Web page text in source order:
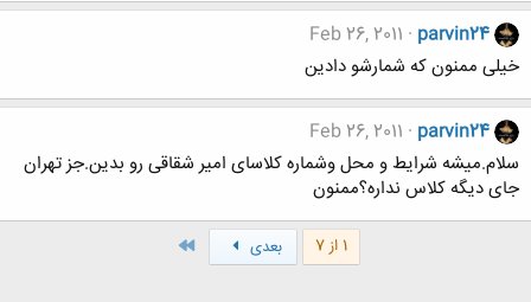
parvin24
Feb 26, 2011
خیلی ممنون که شمارشو دادین
parvin24
Feb 26, 2011
سلام.میشه شرایط و محل وشماره کلاسای امیر شقاقی رو بدین.جز تهران
جای دیگه کلاس نداره؟ممنون
1 از 7 بعدی